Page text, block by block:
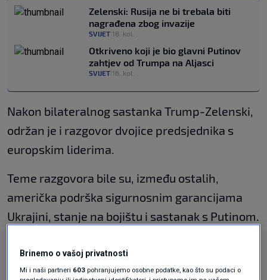
Zelenski: Rusija ne bi trebala biti
nagrađena zbog invazije
SVIJET 18. kol.
Otkriveno koji je bio glavni Putinov
zahtjev od Trumpa na Aljasci
SVIJET 16. kol.
Nakon bilateralnog sastanka Trump-Zelenski,
održan je i razgovor dvojice predsjednika s
europskim liderima.
Teme razgovora bile su, između ostalih,
američka podrška sigurnosnim garancijama
Ukrajini, stanje na bojištu i sastanak s Putinom.
Brinemo o vašoj privatnosti
Mi i naši partneri 603 pohranjujemo osobne podatke, kao što su podaci o